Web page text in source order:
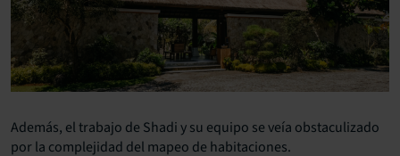
Además, el trabajo de Shadi y su equipo se veía obstaculizado
por la complejidad del mapeo de habitaciones.